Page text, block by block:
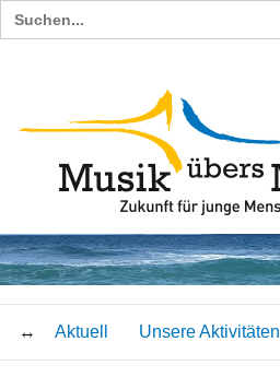
Search
for:
Aktuell Unsere Aktivitäten